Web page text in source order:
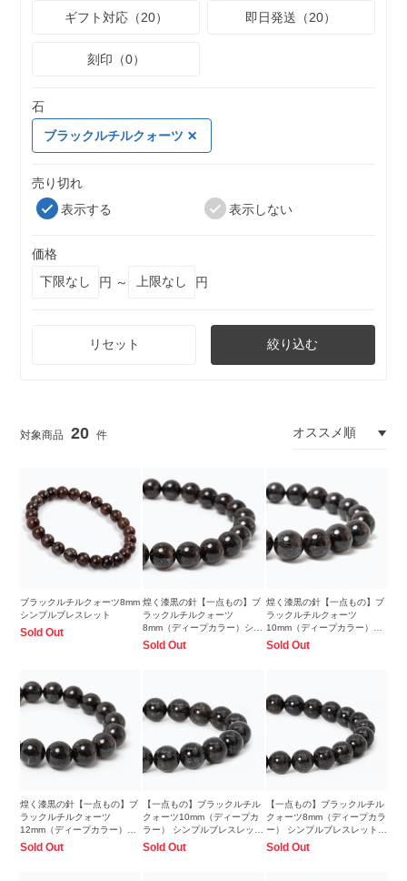
ギフト対応（20） 即日発送（20）
刻印（0）
石
ブラックルチルクォーツ
売り切れ
表示する
表示しない
価格
円 ～
円
リセット 絞り込む
20
ブラックルチルクォーツ8mm
シンプルブレスレット
Sold Out
煌く漆黒の針【一点もの】ブ
ラックルチルクォーツ
8mm（ディープカラー）シン
プルブレスレット
Sold Out
煌く漆黒の針【一点もの】ブ
ラックルチルクォーツ
10mm（ディープカラー）シ
ンプルブレスレット
Sold Out
煌く漆黒の針【一点もの】ブ
ラックルチルクォーツ
12mm（ディープカラー）シ
ンプルブレスレット
Sold Out
【一点もの】ブラックルチル
クォーツ10mm（ディープカ
ラー） シンプルブレスレット
【鑑別書付き】
Sold Out
【一点もの】ブラックルチル
クォーツ8mm（ディープカラ
ー） シンプルブレスレット
【鑑別書付き】
Sold Out